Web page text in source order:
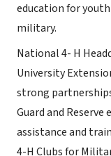
education for
military.
National 4- H
University
strong
Guard and
assistance and
4-H Clubs for